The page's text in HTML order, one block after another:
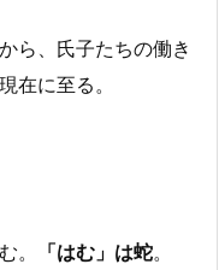
ら、氏子たちの働き
在に至る。
。 「はむ」は蛇。